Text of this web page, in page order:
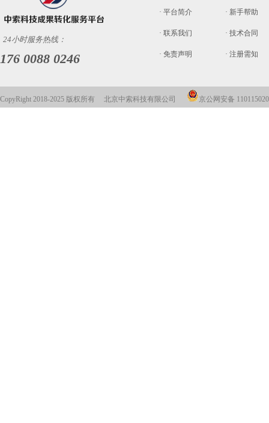
24小时服务热线：
176 0088 0246
· 平台简介
· 联系我们
· 免责声明
· 新手帮助
· 技术合同
· 注册需知
CopyRight 2018-2025 版权所有 北京中索科技有限公司 京公网安备